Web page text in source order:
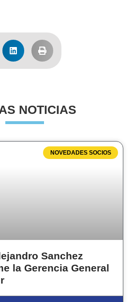
NOTICIAS
NOVEDADES SOCIOS
Sanchez
la Gerencia General